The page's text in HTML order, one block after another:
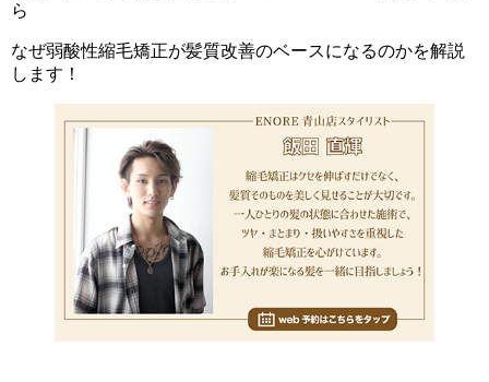
ら
なぜ弱酸性縮毛矯正が髪質改善のベースになるのかを解説
します！